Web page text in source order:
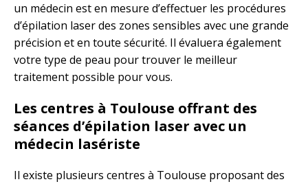
un médecin est en mesure d’effectuer les procédures
d’épilation laser des zones sensibles avec une grande
précision et en toute sécurité. Il évaluera également
votre type de peau pour trouver le meilleur
traitement possible pour vous.
Les centres à Toulouse offrant des
séances d’épilation laser avec un
médecin lasériste
Il existe plusieurs centres à Toulouse proposant des